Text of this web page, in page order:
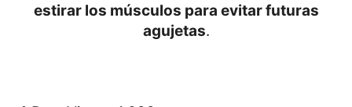
estirar los músculos para evitar futuras
agujetas.